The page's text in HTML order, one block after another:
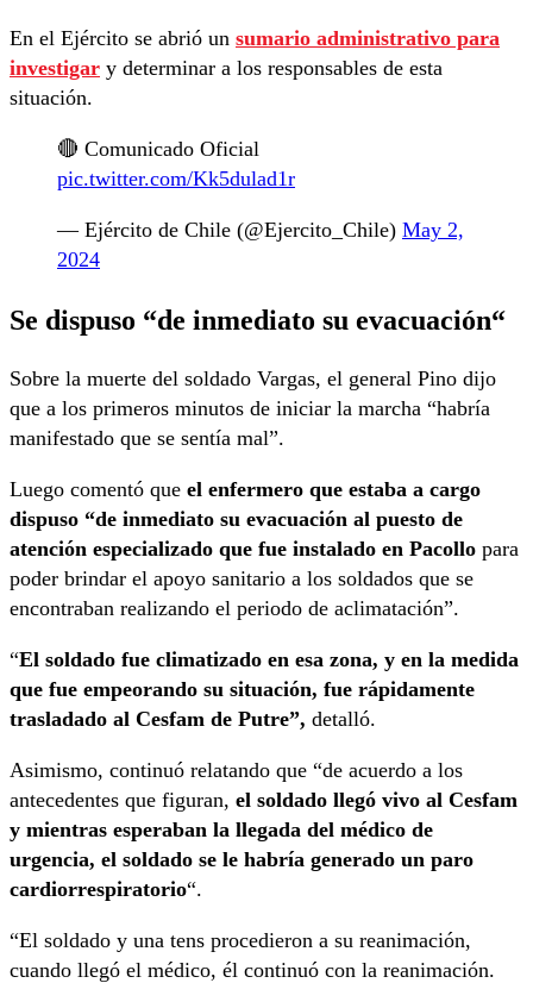
En el Ejército se abrió un sumario administrativo para
investigar y determinar a los responsables de esta
situación.
🔴 Comunicado Oficial
pic.twitter.com/Kk5dulad1r
— Ejército de Chile (@Ejercito_Chile) May 2,
2024
Se dispuso “de inmediato su evacuación“
Sobre la muerte del soldado Vargas, el general Pino dijo
que a los primeros minutos de iniciar la marcha “habría
manifestado que se sentía mal”.
Luego comentó que el enfermero que estaba a cargo
dispuso “de inmediato su evacuación al puesto de
atención especializado que fue instalado en Pacollo para
poder brindar el apoyo sanitario a los soldados que se
encontraban realizando el periodo de aclimatación”.
“El soldado fue climatizado en esa zona, y en la medida
que fue empeorando su situación, fue rápidamente
trasladado al Cesfam de Putre”, detalló.
Asimismo, continuó relatando que “de acuerdo a los
antecedentes que figuran, el soldado llegó vivo al Cesfam
y mientras esperaban la llegada del médico de
urgencia, el soldado se le habría generado un paro
cardiorrespiratorio“.
“El soldado y una tens procedieron a su reanimación,
cuando llegó el médico, él continuó con la reanimación.